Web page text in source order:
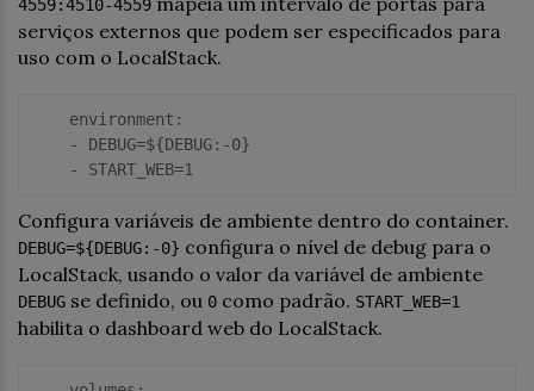
4559:4510-4559
serviços externos que podem ser especificados para
uso com o LocalStack.
    environment:
    -
DEBUG=${DEBUG: -0
    -
START_WEB=1
Configura variáveis de ambiente dentro do container.
DEBUG=${DEBUG:-0} configura o nível de debug para o
LocalStack, usando o valor da variável de ambiente
DEBUG se definido, ou 0 como padrão. START_WEB=1
habilita o dashboard web do LocalStack.